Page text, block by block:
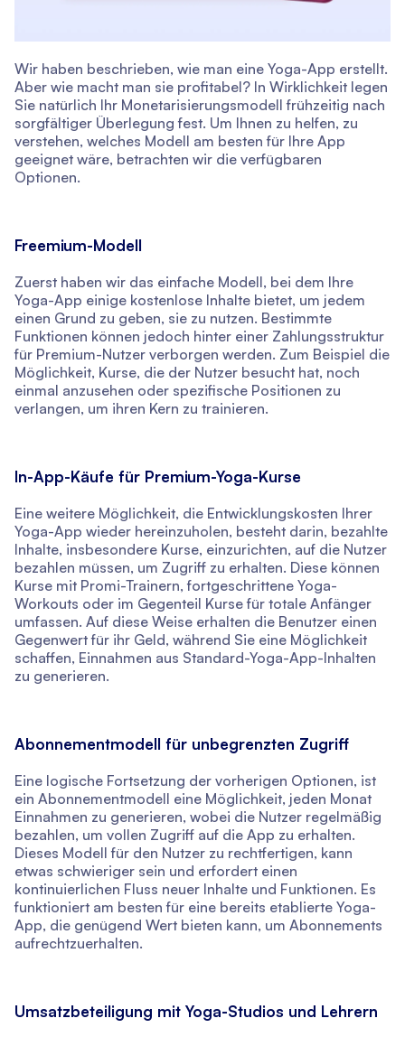
Wir haben beschrieben, wie man eine Yoga-App erstellt.
Aber wie macht man sie profitabel? In Wirklichkeit legen
Sie natürlich Ihr Monetarisierungsmodell frühzeitig nach
sorgfältiger Überlegung fest. Um Ihnen zu helfen, zu
verstehen, welches Modell am besten für Ihre App
geeignet wäre, betrachten wir die verfügbaren
Optionen.
Freemium-Modell
Zuerst haben wir das einfache Modell, bei dem Ihre
Yoga-App einige kostenlose Inhalte bietet, um jedem
einen Grund zu geben, sie zu nutzen. Bestimmte
Funktionen können jedoch hinter einer Zahlungsstruktur
für Premium-Nutzer verborgen werden. Zum Beispiel die
Möglichkeit, Kurse, die der Nutzer besucht hat, noch
einmal anzusehen oder spezifische Positionen zu
verlangen, um ihren Kern zu trainieren.
In-App-Käufe für Premium-Yoga-Kurse
Eine weitere Möglichkeit, die Entwicklungskosten Ihrer
Yoga-App wieder hereinzuholen, besteht darin, bezahlte
Inhalte, insbesondere Kurse, einzurichten, auf die Nutzer
bezahlen müssen, um Zugriff zu erhalten. Diese können
Kurse mit Promi-Trainern, fortgeschrittene Yoga-
Workouts oder im Gegenteil Kurse für totale Anfänger
umfassen. Auf diese Weise erhalten die Benutzer einen
Gegenwert für ihr Geld, während Sie eine Möglichkeit
schaffen, Einnahmen aus Standard-Yoga-App-Inhalten
zu generieren.
Abonnementmodell für unbegrenzten Zugriff
Eine logische Fortsetzung der vorherigen Optionen, ist
ein Abonnementmodell eine Möglichkeit, jeden Monat
Einnahmen zu generieren, wobei die Nutzer regelmäßig
bezahlen, um vollen Zugriff auf die App zu erhalten.
Dieses Modell für den Nutzer zu rechtfertigen, kann
etwas schwieriger sein und erfordert einen
kontinuierlichen Fluss neuer Inhalte und Funktionen. Es
funktioniert am besten für eine bereits etablierte Yoga-
App, die genügend Wert bieten kann, um Abonnements
aufrechtzuerhalten.
Umsatzbeteiligung mit Yoga-Studios und Lehrern